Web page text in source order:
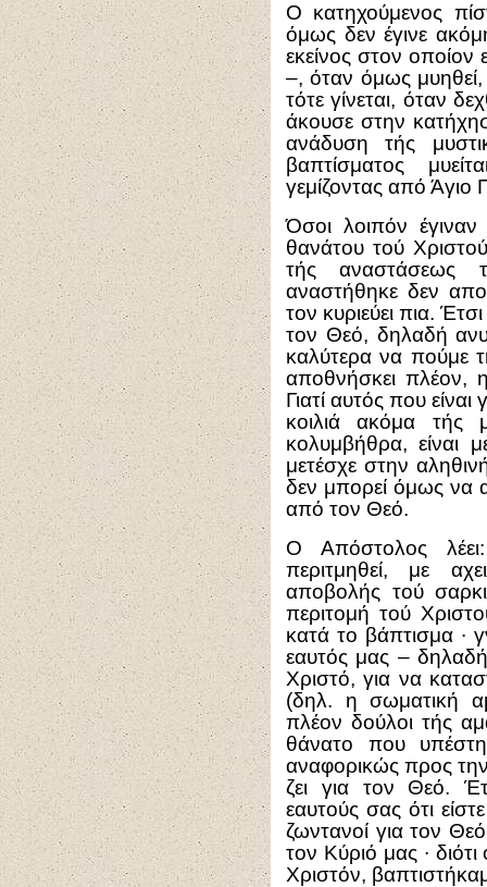
Ο κατηχούμενος
όμως δεν έγινε
εκείνος στον οποίον
–, όταν όμως μυηθεί,
τότε γίνεται, όταν
άκουσε στην
ανάδυση τής
βαπτίσματος
γεμίζοντας από Άγιο
Όσοι λοιπόν
θανάτου τού
τής αναστάσεως
αναστήθηκε δεν
τον κυριεύει πια.
τον Θεό, δηλαδή
καλύτερα να πούμε
αποθνήσκει πλέον,
Γιατί αυτός που
κοιλιά ακόμα τής
κολυμβήθρα, είναι
μετέσχε στην
δεν μπορεί όμως να
από τον Θεό.
Ο Απόστολος
περιτμηθεί, με
αποβολής τού
περιτομή τού
κατά το βάπτισμα ∙
εαυτός μας –
Χριστό, για να
(δηλ. η σωματική
πλέον δούλοι τής
θάνατο που
αναφορικώς προς
ζει για τον Θεό.
εαυτούς σας ότι
ζωντανοί για τον
τον Κύριό μας ∙
Χριστόν,